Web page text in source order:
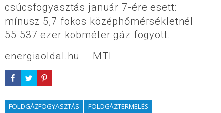
csúcsfogyasztás január 7-ére esett:
mínusz 5,7 fokos középhőmérsékletnél
55 537 ezer köbméter gáz fogyott.
energiaoldal.hu – MTI
FÖLDGÁZFOGYASZTÁS
FÖLDGÁZTERMELÉS